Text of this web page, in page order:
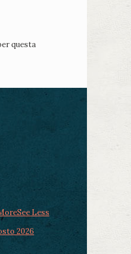
questa
See Less
2026